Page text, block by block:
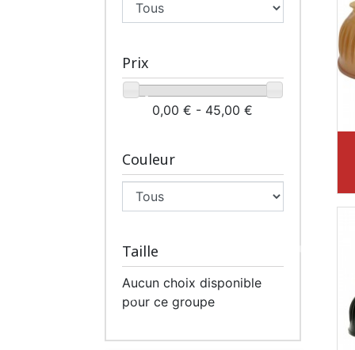
Prix
0,00 € - 45,00 €
Couleur
Taille
Aucun choix disponible
pour ce groupe